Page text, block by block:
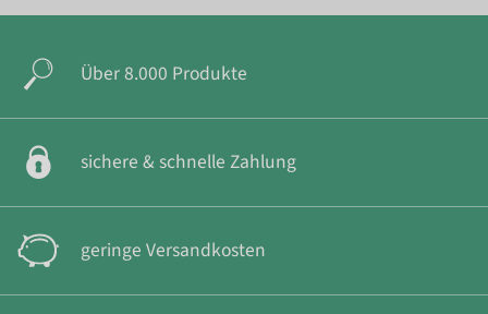
Über 8.000 Produkte
sichere & schnelle Zahlung
geringe Versandkosten